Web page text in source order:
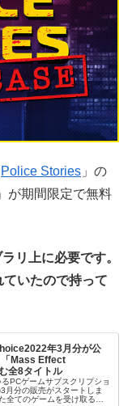
Police Stories 」の
」が期間限定で無料
リ上に必要です。
いたので持って
年3月分が公
Mass Effect
全8タイトル
PCゲームサブスクリプショ
月分の販売がスタートしま
全てのゲームを受け取るこ